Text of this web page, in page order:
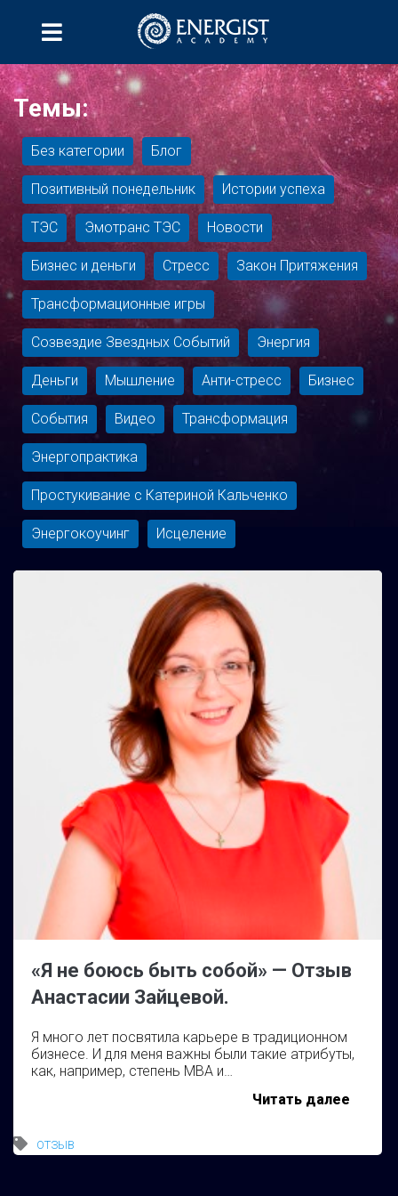
Темы:
Без категории Блог
Позитивный понедельник Истории успеха
ТЭС Эмотранс ТЭС Новости
Бизнес и деньги Стресс Закон Притяжения
Трансформационные игры
Созвездие Звездных Событий Энергия
Деньги Мышление Анти-стресс Бизнес
События Видео Трансформация
Энергопрактика
Простукивание с Катериной Кальченко
Энергокоучинг Исцеление
Метка:
<span>отзыв</span>
«Я не боюсь быть собой» — Отзыв
Анастасии Зайцевой.
Я много лет посвятила карьере в традиционном
бизнесе. И для меня важны были такие атрибуты,
как, например, степень MBA и…
Читать далее«Я
ОТЗЫВ